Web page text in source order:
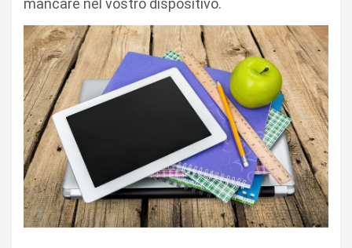
mancare nel vostro dispositivo.